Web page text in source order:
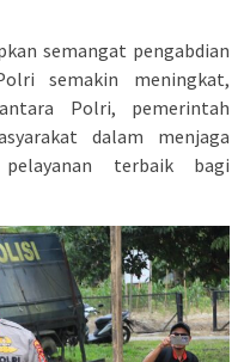
semangat pengabdian
semakin meningkat,
Polri, pemerintah
dalam menjaga
terbaik bagi